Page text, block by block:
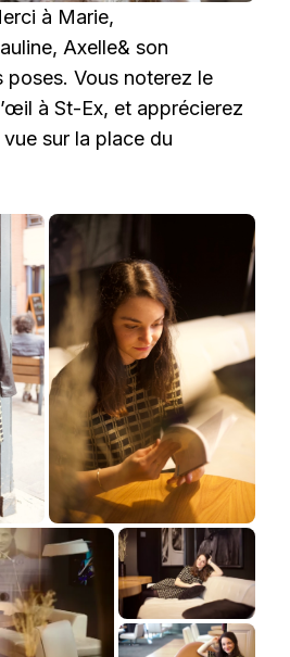
à Marie,
Axelle& son
poses. Vous noterez le
à St-Ex, et apprécierez
sur la place du